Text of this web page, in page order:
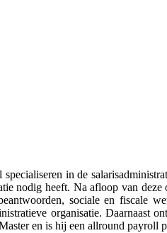
in de
nodig heeft. Na afloop van
sociale en fiscale
organisatie. Daarnaast
en is hij een allround payroll